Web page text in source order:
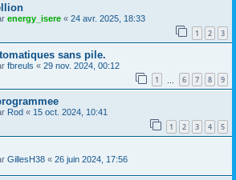
energy_isere « 24 avr. 2025, 18:33
1 2 3
sans pile.
fbreuls « 29 nov. 2024, 00:12
1 6 7 8 9
Rod « 15 oct. 2024, 10:41
1 2 3 4 5
GillesH38 « 26 juin 2024, 17:56